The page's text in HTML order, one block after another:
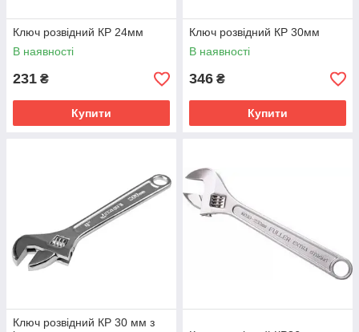
Ключ розвідний КР 24мм
В наявності
231 ₴
Купити
Ключ розвідний КР 30мм
В наявності
346 ₴
Купити
Ключ розвідний КР 30 мм з